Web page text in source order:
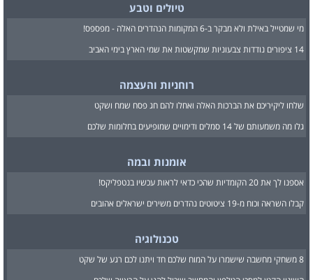
טיולים וטבע
מי שמטייל באילת ולא מבקר ב-6 המקומות הנהדרים האלה - מפספס!
14 ציפורים נודדות צבעוניות שמקשטות את שמי הארץ בימי האביב
רוחניות והעצמה
שלחו ליקיריכם את הברכות האלה ואחלו להם חג פסח שמח ושקט
גלו מה משמעותם של 14 סמלים ודימויים שמופיעים בחלומות שלכם
אומנות ובמה
אספנו לך את 20 הקומדיות שהכי כדאי לראות עכשיו בנטפליקס!
קבלו השראה וכוח מ-19 ציטוטים נהדרים משירים ישראלים אהובים
טכנולוגיה
8 משחקי מחשבה שישמרו על המוח שלכם חד ויתנו לכם רגע של שקט